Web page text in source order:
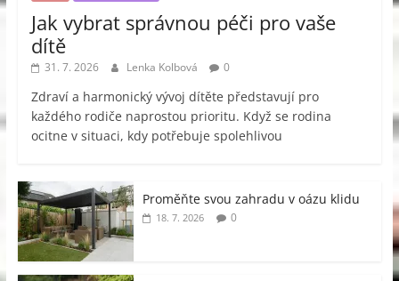
Jak vybrat správnou péči pro vaše
dítě
31. 7. 2026 Lenka Kolbová 0
Zdraví a harmonický vývoj dítěte představují pro
každého rodiče naprostou prioritu. Když se rodina
ocitne v situaci, kdy potřebuje spolehlivou
Proměňte svou zahradu v oázu klidu
18. 7. 2026 0